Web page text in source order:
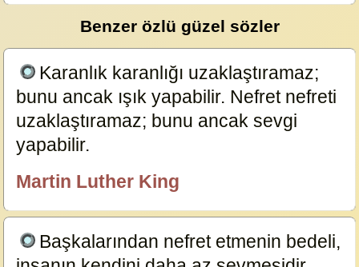
Benzer özlü güzel sözler
Karanlık karanlığı uzaklaştıramaz;
bunu ancak ışık yapabilir. Nefret nefreti
uzaklaştıramaz; bunu ancak sevgi
yapabilir.
Martin Luther King
Başkalarından nefret etmenin bedeli,